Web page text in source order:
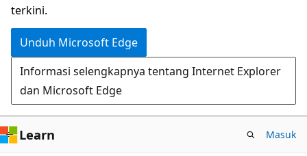
halaman
terkini.
Unduh Microsoft Edge
Informasi selengkapnya tentang Internet Explorer
dan Microsoft Edge
Learn Masuk